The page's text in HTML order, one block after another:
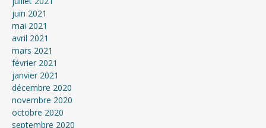
juin 2021
mai 2021
avril 2021
mars 2021
février 2021
janvier 2021
décembre 2020
novembre 2020
octobre 2020
septembre 2020